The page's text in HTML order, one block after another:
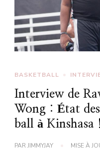
BASKETBALL
Interview de
Wong : État
ball à Kinshasa !
PARJIMMYJAY MISE À